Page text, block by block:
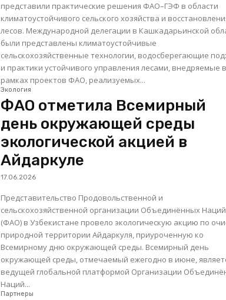
представили практические решения ФАО–ГЭФ в области
климатоустойчивого сельского хозяйства и
лесов. Международной делегации в Кашкадарьинской области
были представлены климатоустойчивые
сельскохозяйственные технологии, водосберегающие
и практики устойчивого управления лесами, внедряемые в
рамках проектов ФАО, реализуемых...
Экология
ФАО отметила Всемирный
день окружающей среды
экологической акцией в
Айдаркуле
17.06.2026
Представительство Продовольственной и
сельскохозяйственной организации Объединённых Наций
(ФАО) в Узбекистане провело экологическую акцию по
природной территории Айдаркуля, приуроченную ко
Всемирному дню окружающей среды. Всемирный день
окружающей среды, отмечаемый ежегодно в июне,
ведущей глобальной платформой Организации
Наций...
Партнеры